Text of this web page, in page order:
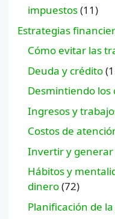
impuestos(11)
Estrategias
Cómo evitar las
Deuda y crédito
Desmintiendo los
Ingresos y
Costos de
Invertir y generar
Hábitos y
dinero(72)
Planificación de